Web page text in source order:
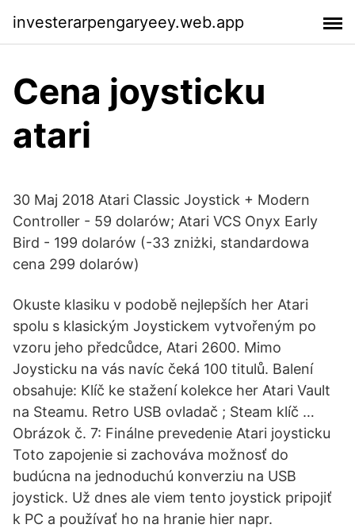
investerarpengaryeey.web.app
Cena joysticku
atari
30 Maj 2018 Atari Classic Joystick + Modern
Controller - 59 dolarów; Atari VCS Onyx Early
Bird - 199 dolarów (-33 zniżki, standardowa
cena 299 dolarów)
Okuste klasiku v podobě nejlepších her Atari
spolu s klasickým Joystickem vytvořeným po
vzoru jeho předcůdce, Atari 2600. Mimo
Joysticku na vás navíc čeká 100 titulů. Balení
obsahuje: Klíč ke stažení kolekce her Atari Vault
na Steamu. Retro USB ovladač ; Steam klíč …
Obrázok č. 7: Finálne prevedenie Atari joysticku
Toto zapojenie si zachováva možnosť do
budúcna na jednoduchú konverziu na USB
joystick. Už dnes ale viem tento joystick pripojiť
k PC a používať ho na hranie hier napr.